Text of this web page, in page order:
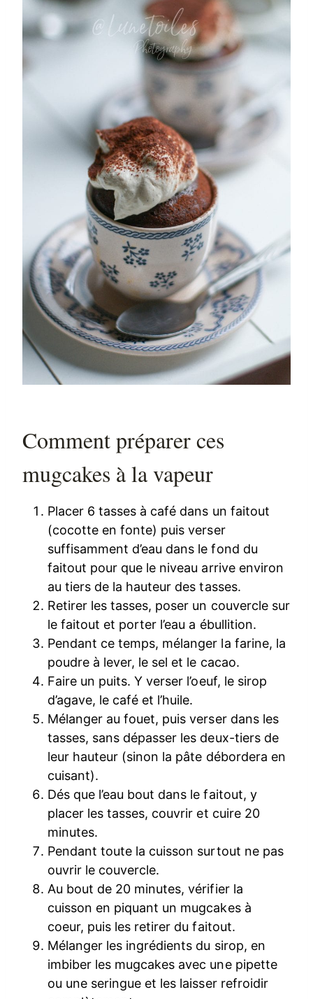
Comment préparer ces
mugcakes à la vapeur
Placer 6 tasses à café dans un faitout
(cocotte en fonte) puis verser
suffisamment d’eau dans le fond du
faitout pour que le niveau arrive environ
au tiers de la hauteur des tasses.
Retirer les tasses, poser un couvercle sur
le faitout et porter l’eau a ébullition.
Pendant ce temps, mélanger la farine, la
poudre à lever, le sel et le cacao.
Faire un puits. Y verser l’oeuf, le sirop
d’agave, le café et l’huile.
Mélanger au fouet, puis verser dans les
tasses, sans dépasser les deux-tiers de
leur hauteur (sinon la pâte débordera en
cuisant).
Dés que l’eau bout dans le faitout, y
placer les tasses, couvrir et cuire 20
minutes.
Pendant toute la cuisson surtout ne pas
ouvrir le couvercle.
Au bout de 20 minutes, vérifier la
cuisson en piquant un mugcakes à
coeur, puis les retirer du faitout.
Mélanger les ingrédients du sirop, en
imbiber les mugcakes avec une pipette
ou une seringue et les laisser refroidir